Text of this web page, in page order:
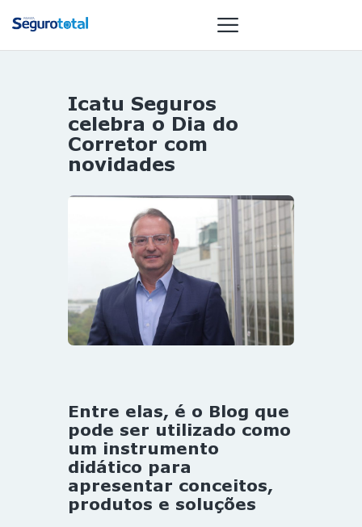
NOTÍCIAS
REVISTA
ESPECIAIS
OURO
ST SUMMIT
MULHERES
GESTORAS
HOMEST
HOME
Icatu Seguros
celebra o Dia do
Corretor com
novidades
Entre elas, é o Blog que
pode ser utilizado como
um instrumento
didático para
apresentar conceitos,
produtos e soluções